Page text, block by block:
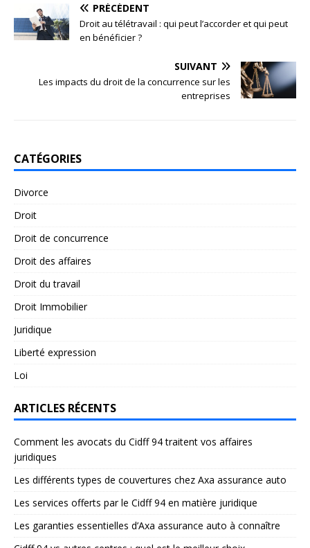
PRÉCÉDENT
Droit au télétravail : qui peut l’accorder et qui peut
en bénéficier ?
SUIVANT
Les impacts du droit de la concurrence sur les
entreprises
CATÉGORIES
Divorce
Droit
Droit de concurrence
Droit des affaires
Droit du travail
Droit Immobilier
Juridique
Liberté expression
Loi
ARTICLES RÉCENTS
Comment les avocats du Cidff 94 traitent vos affaires
juridiques
Les différents types de couvertures chez Axa assurance auto
Les services offerts par le Cidff 94 en matière juridique
Les garanties essentielles d’Axa assurance auto à connaître